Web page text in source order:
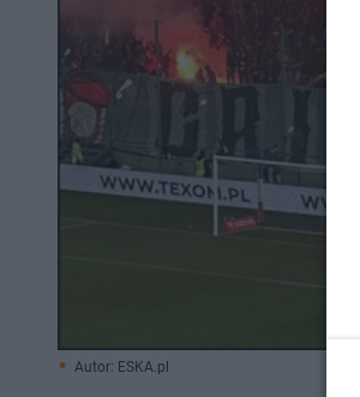
Autor: ESKA.pl